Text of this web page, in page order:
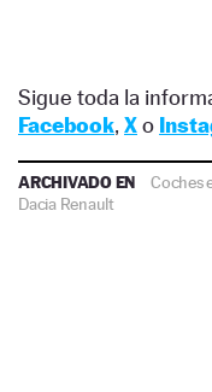
Sigue toda la
Facebook, Xo
ARCHIVADO EN Coches
Dacia Renault